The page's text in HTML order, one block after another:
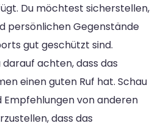
Du möchtest sicherstellen,
persönlichen Gegenstände
gut geschützt sind.
achten, dass das
einen guten Ruf hat. Schau
Empfehlungen von anderen
dass das